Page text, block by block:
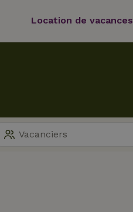
Location de vacances